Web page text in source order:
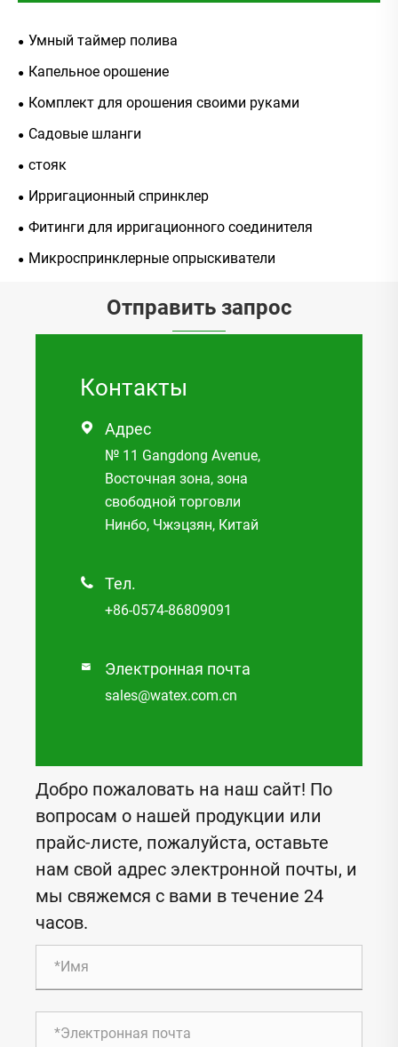
Умный таймер полива
Капельное орошение
Комплект для орошения своими руками
Садовые шланги
стояк
Ирригационный спринклер
Фитинги для ирригационного соединителя
Микроспринклерные опрыскиватели
Отправить запрос
Контакты
 Адрес
№ 11 Gangdong Avenue,
Восточная зона, зона
свободной торговли
Нинбо, Чжэцзян, Китай
 Тел.
+86-0574-86809091
 Электронная почта
sales@watex.com.cn
Добро пожаловать на наш сайт! По
вопросам о нашей продукции или
прайс-листе, пожалуйста, оставьте
нам свой адрес электронной почты, и
мы свяжемся с вами в течение 24
часов.